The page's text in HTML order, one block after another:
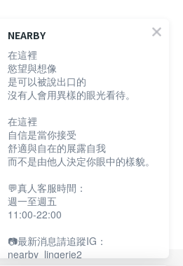
顧客服務
購物須知
退換貨說明
防詐騙宣導
NEARBY
在這裡
慾望與想像
是可以被說出口的
沒有人會用異樣的眼光看待。
在這裡
自信是當你接受
舒適與自在的展露自我
而不是由他人決定你眼中的樣貌。
💬真人客服時間：
週一至週五
11:00-22:00
📷最新消息請追蹤IG：
nearby_lingerie2